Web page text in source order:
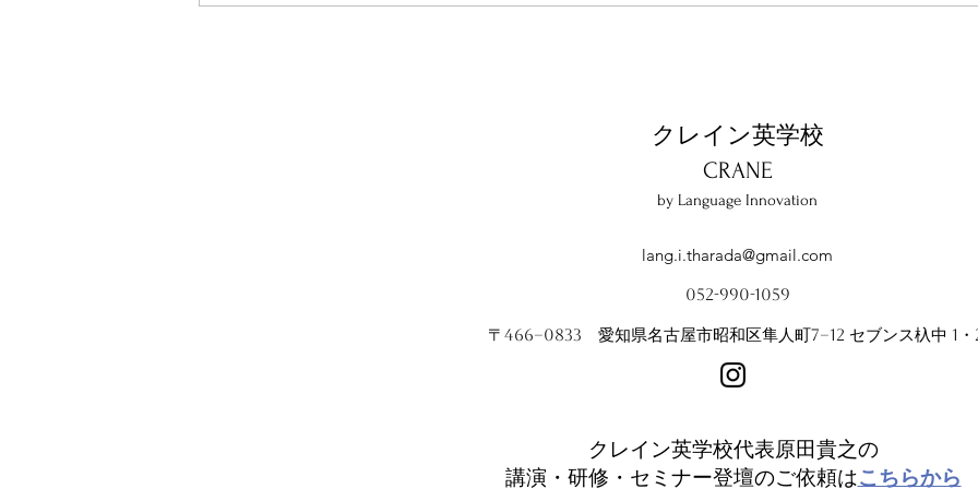
2025年度クレインの通知表〜
代表が登壇「英語教育推進リ
いま
クレイン英学校
​CRANE
by Language Innovation
lang.i.tharada@gmail.com
052-990-1059
〒466−0833 愛知県名古屋市昭和区隼人町7−12 セブンス杁中 1・
クレイン英学校代表原田貴之の
講演・研修・セミナー登壇のご依頼はこちらから